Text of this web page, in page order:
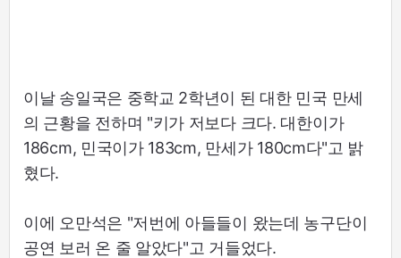
이날 송일국은 중학교 2학년이 된 대한 민국 만세
의 근황을 전하며 "키가 저보다 크다. 대한이가
186cm, 민국이가 183cm, 만세가 180cm다"고 밝
혔다.
이에 오만석은 "저번에 아들들이 왔는데 농구단이
공연 보러 온 줄 알았다"고 거들었다.